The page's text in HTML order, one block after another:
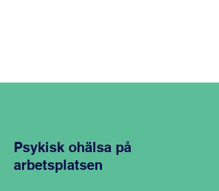
Psykisk ohälsa på
arbetsplatsen